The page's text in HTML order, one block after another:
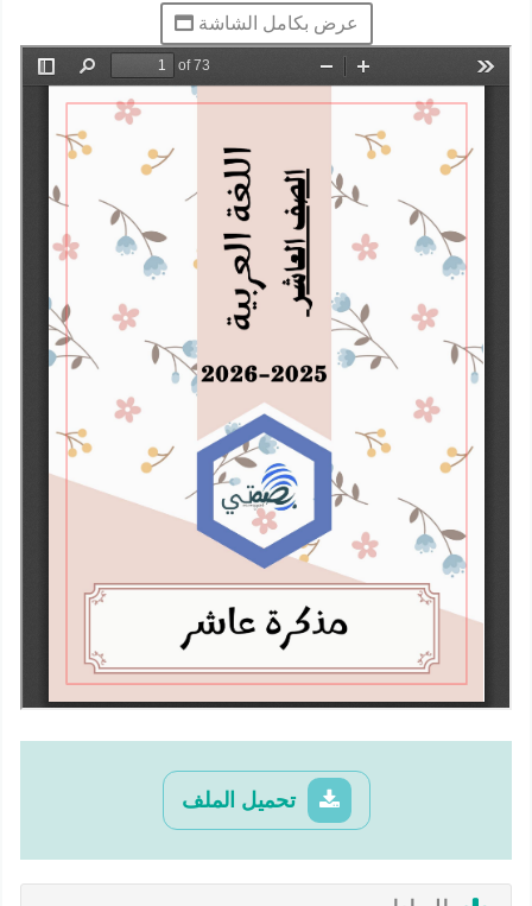
عرض بكامل الشاشة
تحميل الملف